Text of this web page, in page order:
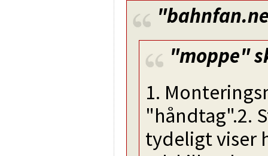
"moppe"
1.
"håndtag".2.
tydeligt viser